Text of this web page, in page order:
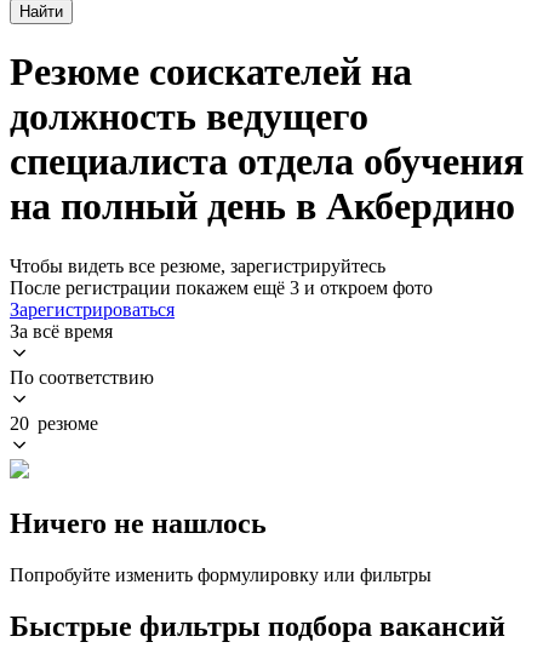
Найти
Резюме соискателей на
должность ведущего
специалиста отдела обучения
на полный день в Акбердино
Чтобы видеть все резюме, зарегистрируйтесь
После регистрации покажем ещё 3 и откроем фото
Зарегистрироваться
За всё время
По соответствию
20 резюме
Ничего не нашлось
Попробуйте изменить формулировку или фильтры
Быстрые фильтры подбора вакансий